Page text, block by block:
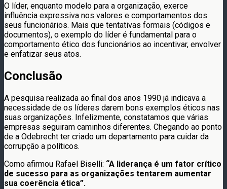
O líder, enquanto modelo para a organização, exerce
influência expressiva nos valores e comportamentos dos
seus funcionários. Mais que tentativas formais (códigos e
documentos), o exemplo do líder é fundamental para o
comportamento ético dos funcionários ao incentivar, envolver
e enfatizar seus atos.
Conclusão
A pesquisa realizada ao final dos anos 1990 já indicava a
necessidade de os líderes darem bons exemplos éticos nas
suas organizações. Infelizmente, constatamos que várias
empresas seguiram caminhos diferentes. Chegando ao ponto
de a Odebrecht ter criado um departamento para cuidar da
corrupção a políticos.
Como afirmou Rafael Biselli: “A liderança é um fator crítico
de sucesso para as organizações tentarem aumentar
sua coerência ética”.